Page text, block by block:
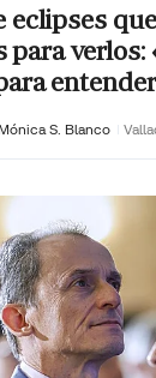
eclipses
verlos:
Mónica S. Blanco